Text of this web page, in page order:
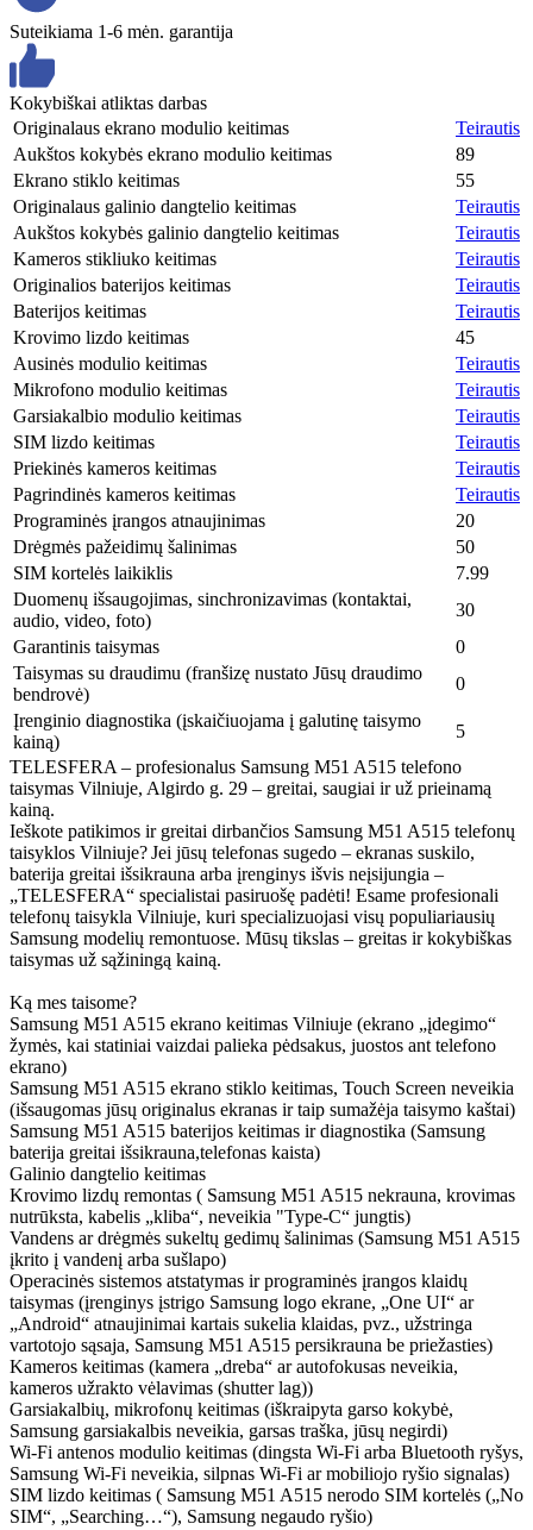
Suteikiama 1-6 mėn. garantija
Kokybiškai atliktas darbas
Originalaus ekrano modulio keitimas
Teirautis
Aukštos kokybės ekrano modulio keitimas
89
Ekrano stiklo keitimas
55
Originalaus galinio dangtelio keitimas
Teirautis
Aukštos kokybės galinio dangtelio keitimas
Teirautis
Kameros stikliuko keitimas
Teirautis
Originalios baterijos keitimas
Teirautis
Baterijos keitimas
Teirautis
Krovimo lizdo keitimas
45
Ausinės modulio keitimas
Teirautis
Mikrofono modulio keitimas
Teirautis
Garsiakalbio modulio keitimas
Teirautis
SIM lizdo keitimas
Teirautis
Priekinės kameros keitimas
Teirautis
Pagrindinės kameros keitimas
Teirautis
Programinės įrangos atnaujinimas
20
Drėgmės pažeidimų šalinimas
50
SIM kortelės laikiklis
7.99
Duomenų išsaugojimas, sinchronizavimas (kontaktai,
audio, video, foto)
30
Garantinis taisymas
0
Taisymas su draudimu (franšizę nustato Jūsų draudimo
bendrovė)
0
Įrenginio diagnostika (įskaičiuojama į galutinę taisymo
kainą)
5
TELESFERA – profesionalus Samsung M51 A515 telefono
taisymas Vilniuje, Algirdo g. 29 – greitai, saugiai ir už prieinamą
kainą.
Ieškote patikimos ir greitai dirbančios Samsung M51 A515 telefonų
taisyklos Vilniuje? Jei jūsų telefonas sugedo – ekranas suskilo,
baterija greitai išsikrauna arba įrenginys išvis neįsijungia –
„TELESFERA“ specialistai pasiruošę padėti! Esame profesionali
telefonų taisykla Vilniuje, kuri specializuojasi visų populiariausių
Samsung modelių remontuose. Mūsų tikslas – greitas ir kokybiškas
taisymas už sąžiningą kainą.
Ką mes taisome?
Samsung M51 A515 ekrano keitimas Vilniuje (ekrano „įdegimo“
žymės, kai statiniai vaizdai palieka pėdsakus, juostos ant telefono
ekrano)
Samsung M51 A515 ekrano stiklo keitimas, Touch Screen neveikia
(išsaugomas jūsų originalus ekranas ir taip sumažėja taisymo kaštai)
Samsung M51 A515 baterijos keitimas ir diagnostika (Samsung
baterija greitai išsikrauna,telefonas kaista)
Galinio dangtelio keitimas
Krovimo lizdų remontas ( Samsung M51 A515 nekrauna, krovimas
nutrūksta, kabelis „kliba“, neveikia "Type-C“ jungtis)
Vandens ar drėgmės sukeltų gedimų šalinimas (Samsung M51 A515
įkrito į vandenį arba sušlapo)
Operacinės sistemos atstatymas ir programinės įrangos klaidų
taisymas (įrenginys įstrigo Samsung logo ekrane, „One UI“ ar
„Android“ atnaujinimai kartais sukelia klaidas, pvz., užstringa
vartotojo sąsaja, Samsung M51 A515 persikrauna be priežasties)
Kameros keitimas (kamera „dreba“ ar autofokusas neveikia,
kameros užrakto vėlavimas (shutter lag))
Garsiakalbių, mikrofonų keitimas (iškraipyta garso kokybė,
Samsung garsiakalbis neveikia, garsas traška, jūsų negirdi)
Wi-Fi antenos modulio keitimas (dingsta Wi-Fi arba Bluetooth ryšys,
Samsung Wi-Fi neveikia, silpnas Wi-Fi ar mobiliojo ryšio signalas)
SIM lizdo keitimas ( Samsung M51 A515 nerodo SIM kortelės („No
SIM“, „Searching…“), Samsung negaudo ryšio)